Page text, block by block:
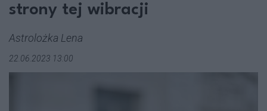
strony tej wibracji
Astrolożka Lena
22.06.2023 13:00